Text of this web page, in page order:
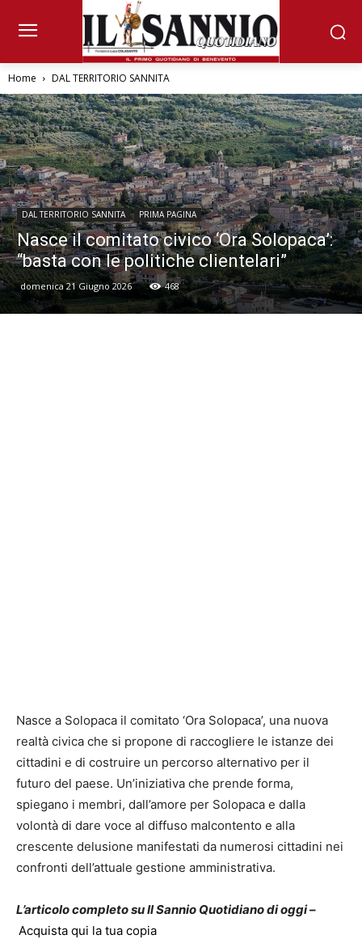
Home DAL TERRITORIO SANNITA
DAL TERRITORIO SANNITA PRIMA PAGINA
Nasce il comitato civico ‘Ora Solopaca’:
“basta con le politiche clientelari”
domenica 21 Giugno 2026 468
Nasce a Solopaca il comitato ‘Ora Solopaca’, una nuova
realtà civica che si propone di raccogliere le istanze dei
cittadini e di costruire un percorso alternativo per il
futuro del paese. Un’iniziativa che prende forma,
spiegano i membri, dall’amore per Solopaca e dalla
volontà di dare voce al diffuso malcontento e alla
crescente delusione manifestati da numerosi cittadini nei
confronti dell’attuale gestione amministrativa.
L’articolo completo su Il Sannio Quotidiano di oggi –
Acquista qui la tua copia